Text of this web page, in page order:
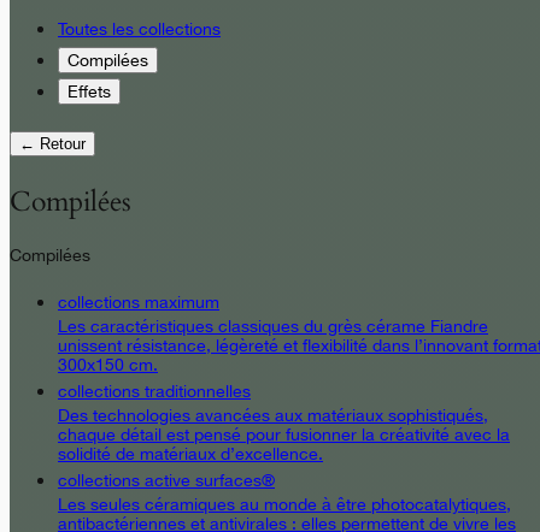
Toutes les collections
Compilées
Effets
← Retour
Compilées
Compilées
collections maximum
Les caractéristiques classiques du grès cérame Fiandre
unissent résistance, légèreté et flexibilité dans l’innovant
300x150 cm.
collections traditionnelles
Des technologies avancées aux matériaux sophistiqués,
chaque détail est pensé pour fusionner la créativité avec la
solidité de matériaux d’excellence.
collections active surfaces®
Les seules céramiques au monde à être photocatalytiques,
antibactériennes et antivirales : elles permettent de vivre les